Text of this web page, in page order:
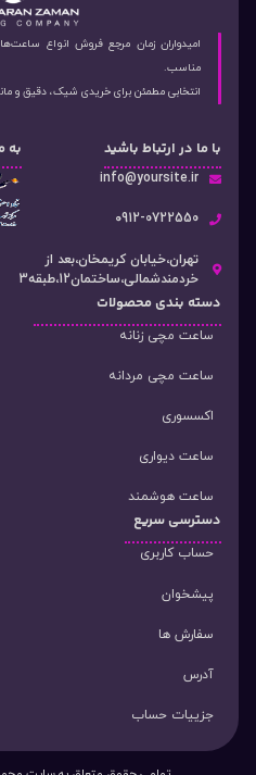
امیدواران زمان مرجع فروش انواع
مناسب.
انتخابی مطمئن برای خریدی شیک، دقیق و
با ما در ارتباط باشید
info@yoursite.ir
۰912-0722550
تهران،خیابان کریمخان،بعد از
خردمندشمالی،ساختمان12،طبقه3
به
دسته‌ بندی محصولات
ساعت مچی زنانه
ساعت مچی مردانه
اکسسوری
ساعت دیواری
ساعت هوشمند
دسترسی سریع
حساب کاربری
پیشخوان
سفارش ها
آدرس
جزییات حساب